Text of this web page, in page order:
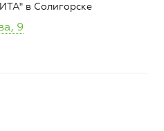
в Солигорске
9